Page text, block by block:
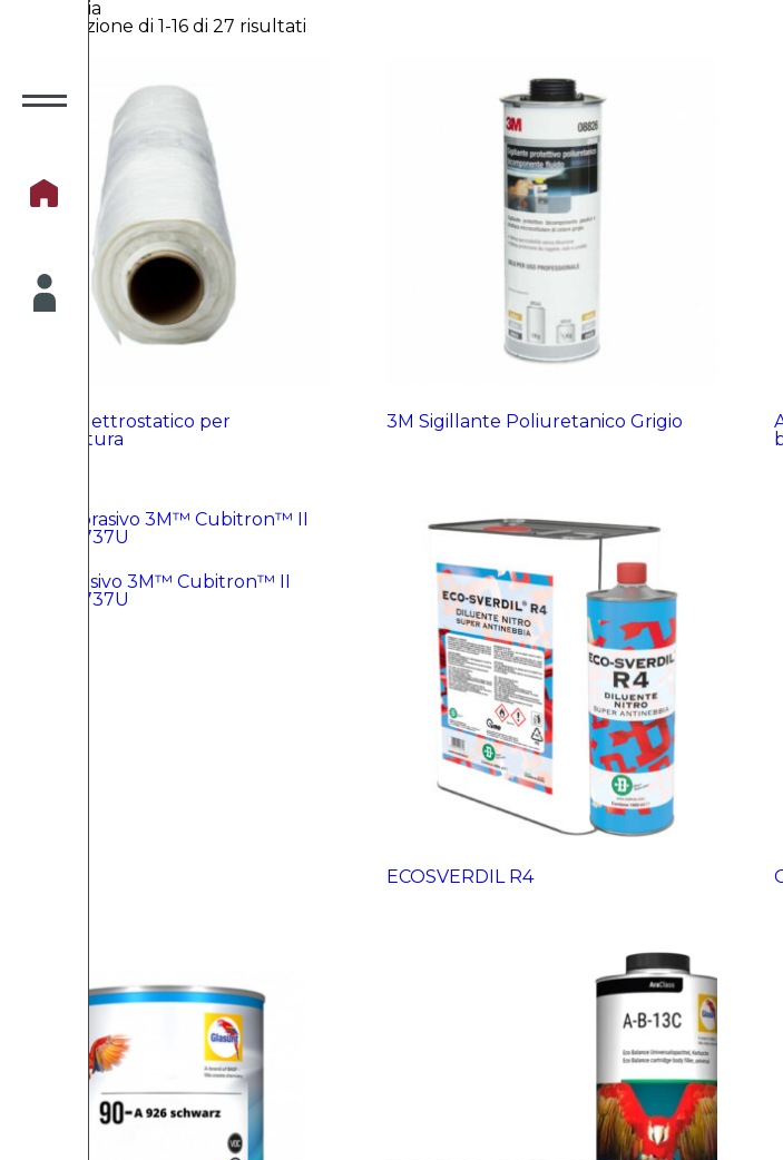
Carrozzeria
Visualizzazione di 1-16 di 27 risultati
3M Film elettrostatico per
mascheratura
3M Sigillante Poliuretanico Grigio
Disco abrasivo 3M™ Cubitron™ II
Hookit™ 737U
ECOSVERDIL R4